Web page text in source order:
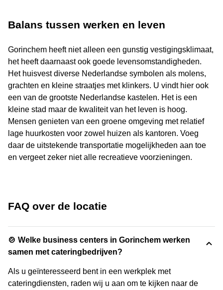
Balans tussen werken en leven
Gorinchem heeft niet alleen een gunstig vestigingsklimaat,
het heeft daarnaast ook goede levensomstandigheden.
Het huisvest diverse Nederlandse symbolen als molens,
grachten en kleine straatjes met klinkers. U vindt hier ook
een van de grootste Nederlandse kastelen. Het is een
kleine stad maar de kwaliteit van het leven is hoog.
Mensen genieten van een groene omgeving met relatief
lage huurkosten voor zowel huizen als kantoren. Voeg
daar de uitstekende transportatie mogelijkheden aan toe
en vergeet zeker niet alle recreatieve voorzieningen.
FAQ over de locatie
🍲 Welke business centers in Gorinchem werken
samen met cateringbedrijven?
Als u geïnteresseerd bent in een werkplek met
cateringdiensten, raden wij u aan om te kijken naar de